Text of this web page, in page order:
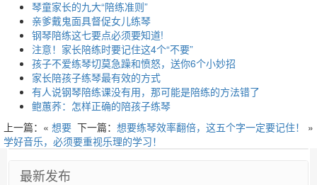
琴童家长的九大“陪练准则”
亲爹戴鬼面具督促女儿练琴
钢琴陪练这七要点必须要知道!
注意！家长陪练时要记住这4个“不要”
孩子不爱练琴切莫急躁和愤怒，送你6个小妙招
家长陪孩子练琴最有效的方式
有人说钢琴陪练课没有用，那可能是陪练的方法错了
鲍蕙荞：怎样正确的陪孩子练琴
下一篇： 想要练琴效率翻倍，这五个字一定要记住！ »
上一篇：« 想要
学好音乐，必须要重视乐理的学习！
最新发布